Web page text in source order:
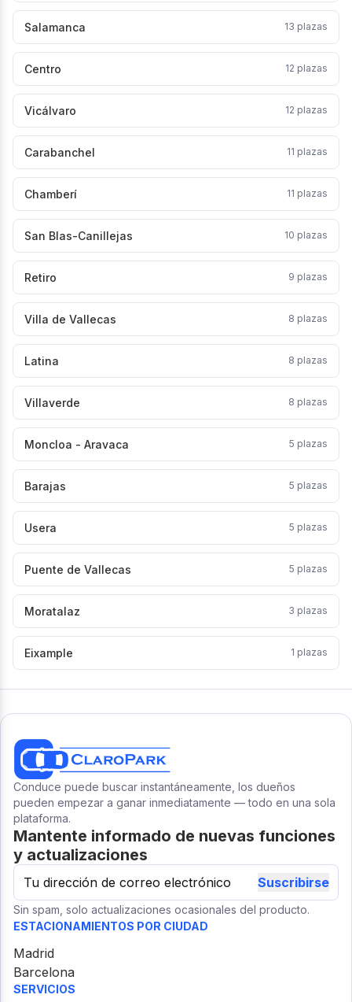
Salamanca 13 plazas
Centro 12 plazas
Vicálvaro 12 plazas
Carabanchel 11 plazas
Chamberí 11 plazas
San Blas-Canillejas 10 plazas
Retiro 9 plazas
Villa de Vallecas 8 plazas
Latina 8 plazas
Villaverde 8 plazas
Moncloa - Aravaca 5 plazas
Barajas 5 plazas
Usera 5 plazas
Puente de Vallecas 5 plazas
Moratalaz 3 plazas
Eixample 1 plazas
Conduce puede buscar instantáneamente, los dueños
pueden empezar a ganar inmediatamente — todo en una sola
plataforma.
Mantente informado de nuevas funciones
y actualizaciones
Suscribirse
Sin spam, solo actualizaciones ocasionales del producto.
ESTACIONAMIENTOS POR CIUDAD
Madrid
Barcelona
SERVICIOS